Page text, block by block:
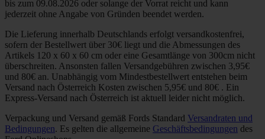
bis zum 09.08.2026 oder solange der Vorrat reicht und kann
jederzeit ohne Angabe von Gründen beendet werden.
Die Lieferung innerhalb Deutschlands erfolgt versandkostenfrei,
sofern der Bestellwert über 30€ liegt und die Abmessungen des
Artikels 120 x 60 x 60 cm oder eine Gesamtlänge von 300cm nicht
überschreiten. Ansonsten fallen Versandgebühren zwischen 3,95€
und 80€ an. Unabhängig vom Mindestbestellwert entstehen beim
Versand nach Österreich Kosten zwischen 5,95€ und 80€ . Ein
Express-Versand nach Österreich ist aktuell leider nicht möglich.
Verpackung und Versand gemäß Fords Standard Versandraten und
Bedingungen. Es gelten die allgemeine Geschäftsbedingungen des